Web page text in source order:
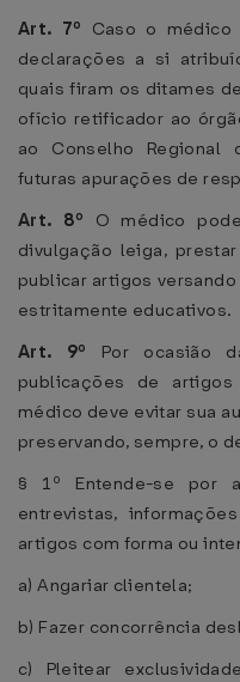
Art. 7º Caso o
declarações a si
quais firam os ditames
ofício retificador ao
ao Conselho Regional
futuras apurações de
Art. 8º O médico
divulgação leiga,
publicar artigos
estritamente educativos.
Art. 9º Por ocasião
publicações de
médico deve evitar sua
preservando, sempre, o
§ 1º Entende-se por
entrevistas,
artigos com forma ou
a) Angariar clientela;
b) Fazer concorrência
c) Pleitear